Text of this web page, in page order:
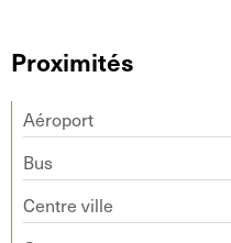
Proximités
Aéroport
Bus
Centre ville